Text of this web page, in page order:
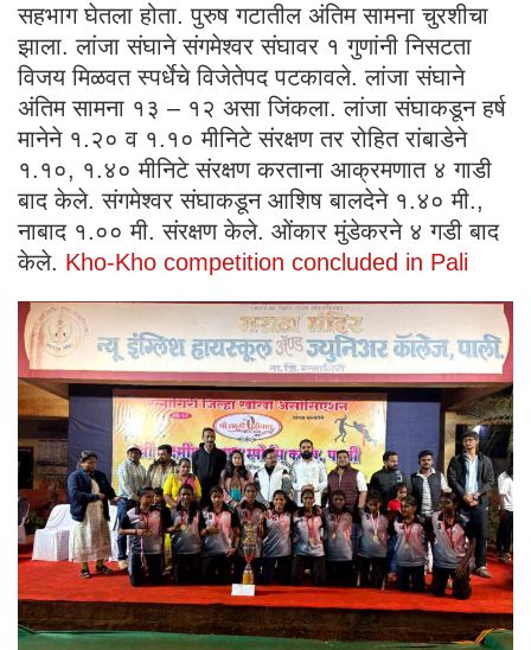
सहभाग घेतला होता. पुरुष गटातील अंतिम सामना चुरशीचा
झाला. लांजा संघाने संगमेश्वर संघावर १ गुणांनी निसटता
विजय मिळवत स्पर्धेचे विजेतेपद पटकावले. लांजा संघाने
अंतिम सामना १३ – १२ असा जिंकला. लांजा संघाकडून हर्ष
मानेने १.२० व १.१० मीनिटे संरक्षण तर रोहित रांबाडेने
१.१०, १.४० मीनिटे संरक्षण करताना आक्रमणात ४ गाडी
बाद केले. संगमेश्वर संघाकडून आशिष बालदेने १.४० मी.,
नाबाद १.०० मी. संरक्षण केले. ओंकार मुंडेकरने ४ गडी बाद
केले. Kho-Kho competition concluded in Pali